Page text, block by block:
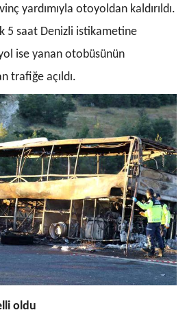
yardımıyla otoyoldan kaldırıldı.
5 saat Denizli istikametine
ise yanan otobüsünün
trafiğe açıldı.
oldu